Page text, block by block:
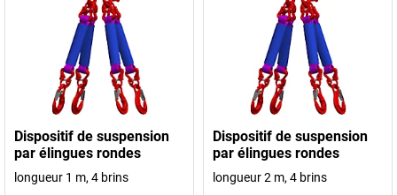
Dispositif de suspension
par élingues rondes
longueur 1 m, 4 brins
Dispositif de suspension
par élingues rondes
longueur 2 m, 4 brins